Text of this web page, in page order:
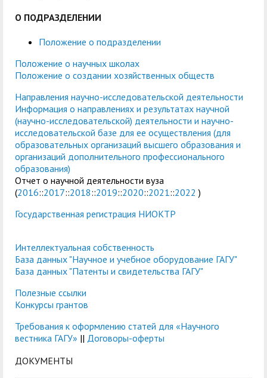
Образовательный
модуль «Обучение
служением»
предоставлении
отпуска обучающимся
О ПОДРАЗДЕЛЕНИИ
Положение о подразделении
Положение о научных школах
Положение о создании хозяйственных обществ
Направления научно-исследовательской деятельности
Информация о направлениях и результатах научной
(научно-исследовательской) деятельности и научно-
исследовательской базе для ее осуществления (для
образовательных организаций высшего образования и
организаций дополнительного профессионального
образования)
Отчет о научной деятельности вуза
(2016::2017::2018::2019::2020::2021::2022 )
Государственная регистрация НИОКТР
Интеллектуальная собственность
База данных "Научное и учебное оборудование ГАГУ"
База данных "Патенты и свидетельства ГАГУ"
Полезные ссылки
Конкурсы грантов
Требования к оформлению статей для «Научного
вестника ГАГУ» || Договоры-оферты
ДОКУМЕНТЫ